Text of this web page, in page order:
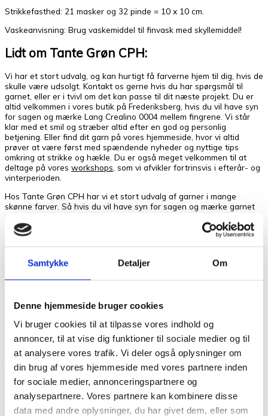
Samtykke Detaljer Om
Denne hjemmeside bruger cookies
Vi bruger cookies til at tilpasse vores indhold og
annoncer, til at vise dig funktioner til sociale medier og til
at analysere vores trafik. Vi deler også oplysninger om
din brug af vores hjemmeside med vores partnere inden
for sociale medier, annonceringspartnere og
analysepartnere. Vores partnere kan kombinere disse
data med andre oplysninger, du har givet dem, eller som
Strikkefasthed: 21 masker og 32 pinde = 10 x 10 cm.
Vaskeanvisning: Brug vaskemiddel til finvask med skyllemiddel!
Lidt om Tante Grøn CPH:
Vi har et stort udvalg, og kan hurtigt få farverne hjem til dig, hvis de
skulle være udsolgt. Kontakt os gerne hvis du har spørgsmål til
garnet, eller er i tvivl om det kan passe til dit næste projekt. Du er
altid velkommen i vores butik på Frederiksberg, hvis du vil have syn
for sagen og mærke Lang Crealino 0004 mellem fingrene. Vi står
klar med et smil og stræber altid efter en god og personlig
betjening. Eller find dit garn på vores hjemmeside, hvor vi altid
prøver at være først med spændende nyheder og nyttige tips
omkring at strikke og hækle. Du er også meget velkommen til at
deltage på vores workshops , som vi afvikler fortrinsvis i efterår- og
vinterperioden.
Hos Tante Grøn CPH har vi et stort udvalg af garner i mange
skønne farver. Så hvis du vil have syn for sagen og mærke garnet
mellem fingrene, så kom forbi vores butik på Christian Winthers Vej.
Vi stræber altid efter en personlig og nøje vejledning så du er på
sikker vej med dine fremtidige strikkeeventyr. Hvis ikke lige Crealino
er det rette for dig, så har vi helt sikkert det rette garn for dig.
Kontakt os her på siden, på telefon eller over email.
Anmeldelser
Der er endnu ikke nogle anmeldelser.
Vær den første til at anmelde “Lang
Crealino 0004”
Din e-mailadresse vil ikke blive publiceret. Krævede felter er